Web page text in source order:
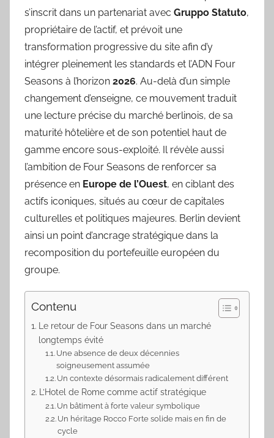
s’inscrit dans un partenariat avec Gruppo Statuto,
propriétaire de l’actif, et prévoit une
transformation progressive du site afin d’y
intégrer pleinement les standards et l’ADN Four
Seasons à l’horizon 2026. Au-delà d’un simple
changement d’enseigne, ce mouvement traduit
une lecture précise du marché berlinois, de sa
maturité hôtelière et de son potentiel haut de
gamme encore sous-exploité. Il révèle aussi
l’ambition de Four Seasons de renforcer sa
présence en Europe de l’Ouest, en ciblant des
actifs iconiques, situés au cœur de capitales
culturelles et politiques majeures. Berlin devient
ainsi un point d’ancrage stratégique dans la
recomposition du portefeuille européen du
groupe.
Contenu
Le retour de Four Seasons dans un marché
longtemps évité
Une absence de deux décennies
soigneusement assumée
Un contexte désormais radicalement différent
L’Hotel de Rome comme actif stratégique
Un bâtiment à forte valeur symbolique
Un héritage Rocco Forte solide mais en fin de
cycle